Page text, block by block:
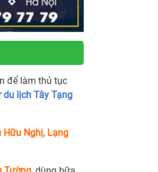
để làm thủ tục
du lịch Tây Tạng
Hữu Nghị, Lạng